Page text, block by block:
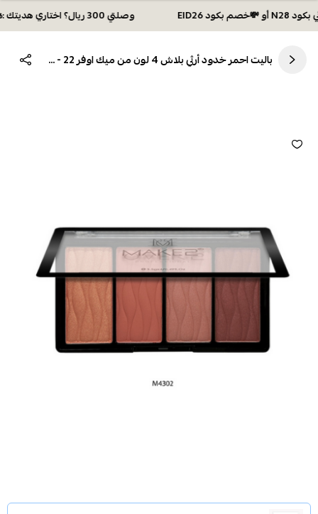
وصلتي 300 ريال؟ اختاري هديتك :🏍 شحن مجاني بكود N28 أو 💸خصم بكود EID26
باليت احمر خدود أرثي بلاش 4 لون من ميك اوفر 22 - M4302